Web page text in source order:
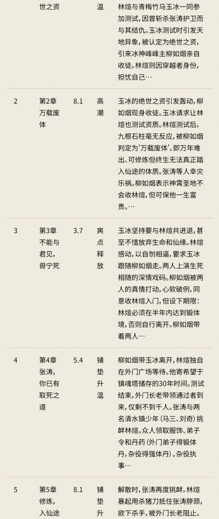
世之资
温
林煊与青梅竹马玉冰一同参
加测试，因曾斩杀张涛护卫而
与其结仇。玉冰测试时引发天
地异象，被认定为绝世之资，
引来冰神峰峰主柳如烟亲自
收徒。林煊则因穿越者身份，
担忧自己…
2
第2章
万载废
体
8.1
高
潮
玉冰的绝世之资引发轰动，柳
如烟现身收徒。玉冰请求让林
煊也测试资质。林煊测试后，
九根石柱毫无反应，被柳如烟
判定为'万载废体'，即万年难
出、可修炼但终生无法真正踏
入仙途的体质。张涛等人幸灾
乐祸。柳如烟表示神霄圣地不
会收林煊，但可保他一生富
贵。…
3
第3章
不能与
君见，
毋宁死
3.7
爽
点
释
放
玉冰坚持要与林煊共进退，甚
至不惜放弃生命和仙缘。林煊
感动，以自刎相逼，要求玉冰
跟随柳如烟走。两人上演生死
相随的深情戏码。柳如烟被两
人的真情打动，心软破例，同
意收林煊入门，但设下期限：
林煊必须在半年内达到锻体
境，否则自行离开。柳如烟带
着两人…
4
第4章
张涛，
你已有
取死之
道
5.4
铺
垫
升
温
柳如烟带玉冰离开，林煊独自
在外门广场等待。他寄希望于
镇魂塔储存的30年时间。测试
结束，外门长老带领通过者到
来，仅剩不到千人。张涛与两
名清水镇少年（马三、刘奇）挑
衅林煊。众人领取服饰、弟子
令和丹药（外门弟子得锻体
丹，杂役得强体丹）。杂役执
事…
5
第5章
修炼，
入仙途
8.1
铺
垫
升
解散时，张涛再度挑衅，林煊
暴起用杀猪刀抵住张涛脖颈，
欲下杀手，被外门长老阻止。